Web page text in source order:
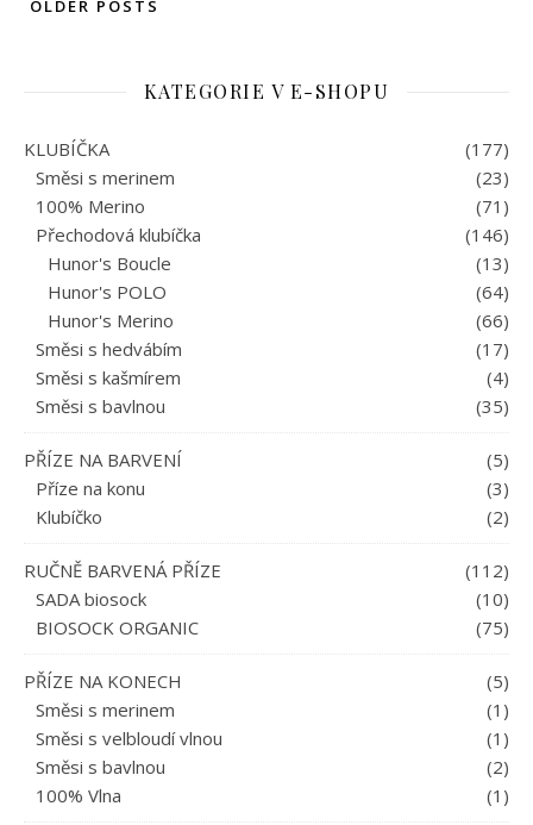
OLDER POSTS
KATEGORIE V E-SHOPU
KLUBÍČKA
(177)
Směsi s merinem
(23)
100% Merino
(71)
Přechodová klubíčka
(146)
Hunor's Boucle
(13)
Hunor's POLO
(64)
Hunor's Merino
(66)
Směsi s hedvábím
(17)
Směsi s kašmírem
(4)
Směsi s bavlnou
(35)
PŘÍZE NA BARVENÍ
(5)
Příze na konu
(3)
Klubíčko
(2)
RUČNĚ BARVENÁ PŘÍZE
(112)
SADA biosock
(10)
BIOSOCK ORGANIC
(75)
PŘÍZE NA KONECH
(5)
Směsi s merinem
(1)
Směsi s velbloudí vlnou
(1)
Směsi s bavlnou
(2)
100% Vlna
(1)